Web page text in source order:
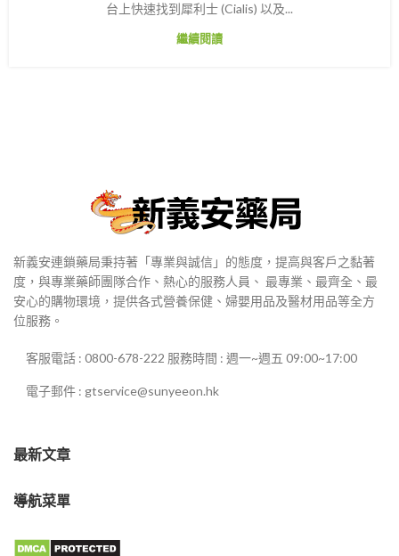
台上快速找到犀利士 (Cialis) 以及...
繼續閱讀
新義安連鎖藥局秉持著「專業與誠信」的態度，提高與客戶之黏著
度，與專業藥師團隊合作、熱心的服務人員、 最專業、最齊全、最
安心的購物環境，提供各式營養保健、婦嬰用品及醫材用品等全方
位服務。
客服電話 : 0800-678-222 服務時間 : 週一~週五 09:00~17:00
電子郵件 : gtservice@sunyeeon.hk
最新文章
導航菜單